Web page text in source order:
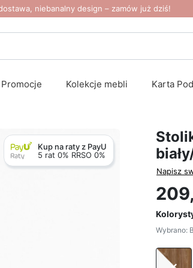
niebanalny design – zamów już dziś!
Promocje Kolekcje mebli Karta
Kup na raty z PayU
5 rat 0% RRSO 0%
Napisz
Wybrano: